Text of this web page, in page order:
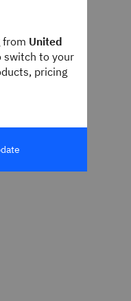
from United
switch to your
pricing